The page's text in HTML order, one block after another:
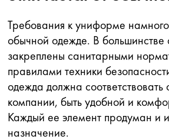
Требования к униформе
обычной одежде. В
закреплены санитарными
правилами техники
одежда должна соответствовать
компании, быть удобной и
Каждый ее элемент продуман и
назначение.